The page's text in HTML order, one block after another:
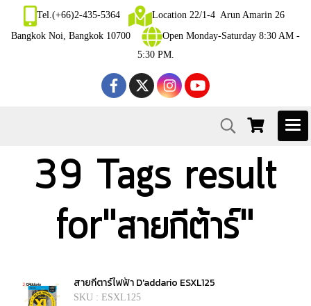
Tel.(+66)2-435-5364
Location 22/1-4 Arun Amarin 26
Bangkok Noi, Bangkok 10700
Open Monday-Saturday 8:30 AM -
5:30 PM.
39 Tags result
for"สายกีต้าร์"
สายกีตาร์ไฟฟ้า D'addario ESXL125
SKU : ESXL125